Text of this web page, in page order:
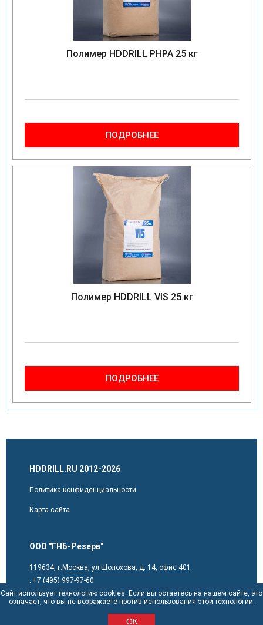
Сайт использует технологию cookies. Если вы остаетесь на нашем сайте, это
означает, что вы не возражаете против использования этой технологии.
ОК
Полимер HDDRILL PHPA 25 кг
ПОДРОБНЕЕ
Полимер HDDRILL VIS 25 кг
ПОДРОБНЕЕ
HDDRILL.RU 2012-2026
Политика конфиденциальности
Карта сайта
ООО "ГНБ-Резерв"
119634, г.Москва, ул.Шолохова, д. 14, офис 401
, +7 (495) 997-97-60
sales@hddrill.ru